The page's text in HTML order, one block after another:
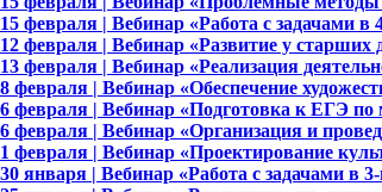
15 февраля | Вебинар «Работа с задачами в
12 февраля | Вебинар «Развитие у старших
13 февраля | Вебинар «Реализация
8 февраля | Вебинар «Обеспечение
6 февраля | Вебинар «Подготовка к ЕГЭ по
6 февраля | Вебинар «Организация и
1 февраля | Вебинар «Проектирование
30 января | Вебинар «Работа с задачами в